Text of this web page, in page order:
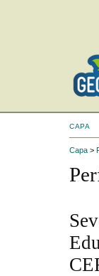
CAPA
Capa >